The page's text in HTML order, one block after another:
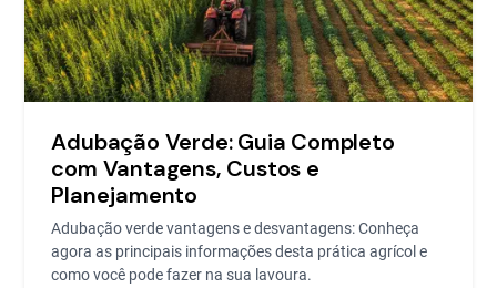
Adubação Verde: Guia Completo
com Vantagens, Custos e
Planejamento
Adubação verde vantagens e desvantagens: Conheça
agora as principais informações desta prática agrícol e
como você pode fazer na sua lavoura.